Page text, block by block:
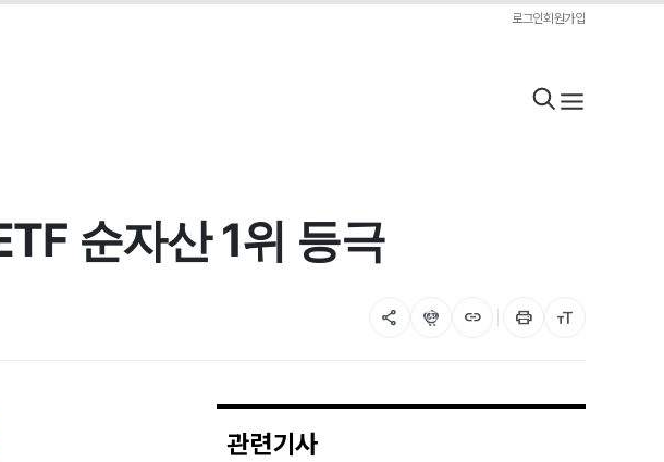
로그인회원가입
순자산 1위 등극
share flutter_dash link print format_size
관련기사